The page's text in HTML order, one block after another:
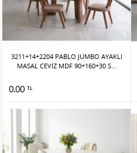
3211+14+2204 PABLO JUMBO AYAKLI
MASAL CEVİZ MDF 90+160+30 S...
0.00 TL